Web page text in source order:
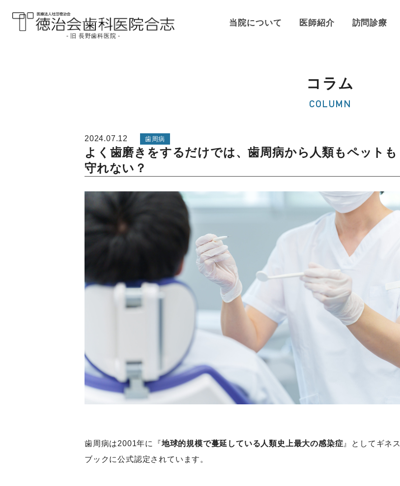
医療法人社団徳治会
- 旧 長野歯科医院 -
当院について 医師紹介 訪問診療
コラム
COLUMN
2024.07.12 歯周病
よく歯磨きをするだけでは、歯周病から人類もペットも
守れない？
歯周病は2001年に『地球的規模で蔓延している人類史上最大の感染症』としてギネス
ブックに公式認定されています。